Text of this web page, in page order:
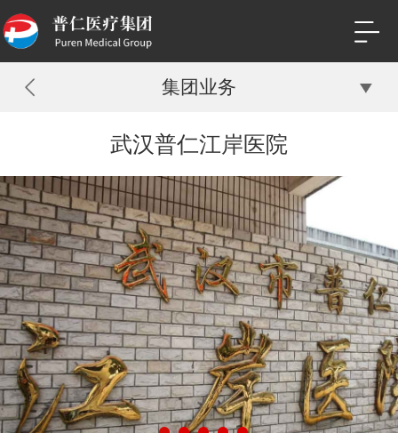
集团业务
武汉普仁江岸医院